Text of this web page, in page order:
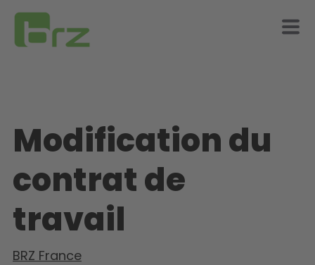
Modification du
contrat de
travail
BRZ France